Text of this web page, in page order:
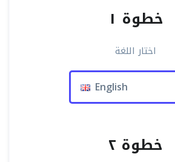
خطوة ١
اختار اللغة
English
خطوة ٢